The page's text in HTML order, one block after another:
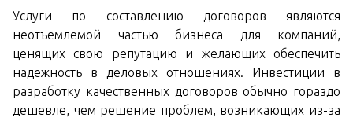
Услуги по составлению договоров являются
неотъемлемой частью бизнеса для компаний,
ценящих свою репутацию и желающих обеспечить
надежность в деловых отношениях. Инвестиции в
разработку качественных договоров обычно гораздо
дешевле, чем решение проблем, возникающих из-за